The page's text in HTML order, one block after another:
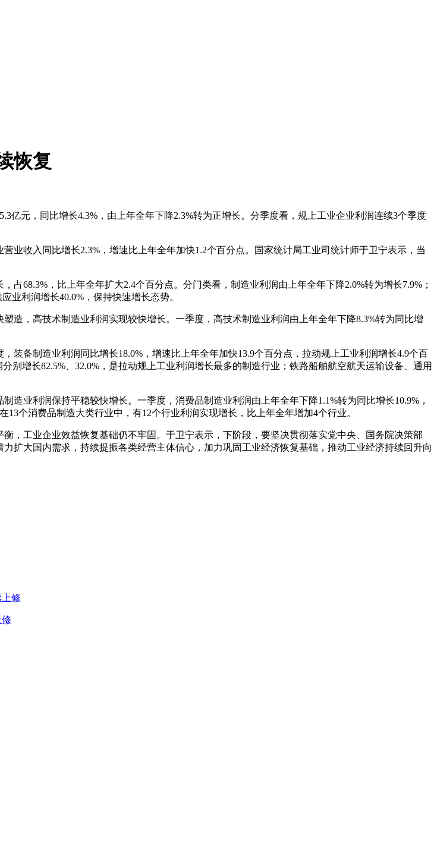
恢复
亿元，同比增长4.3%，由上年全年下降2.3%转为正增长。分季度看，规上工业企业利润连续3个季度
业收入同比增长2.3%，增速比上年全年加快1.2个百分点。国家统计局工业司统计师于卫宁表示，当
68.3%，比上年全年扩大2.4个百分点。分门类看，制造业利润由上年全年下降2.0%转为增长7.9%；
业利润增长40.0%，保持快速增长态势。
造，高技术制造业利润实现较快增长。一季度，高技术制造业利润由上年全年下降8.3%转为同比增
装备制造业利润同比增长18.0%，增速比上年全年加快13.9个百分点，拉动规上工业利润增长4.9个百
增长82.5%、32.0%，是拉动规上工业利润增长最多的制造行业；铁路船舶航空航天运输设备、通用
业利润保持平稳较快增长。一季度，消费品制造业利润由上年全年下降1.1%转为同比增长10.9%，
个消费品制造大类行业中，有12个行业利润实现增长，比上年全年增加4个行业。
，工业企业效益恢复基础仍不牢固。于卫宁表示，下阶段，要坚决贯彻落实党中央、国务院决策部
扩大国内需求，持续提振各类经营主体信心，加力巩固工业经济恢复基础，推动工业经济持续回升向